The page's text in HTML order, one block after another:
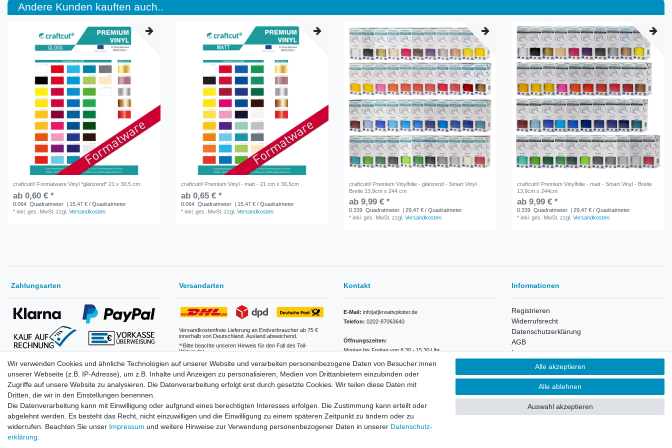
Andere Kunden kauften auch..
craftcut® Formatware Vinyl *glänzend* 21 x 30,5 cm
ab 0,60 € *
0.064 Quadratmeter
| 15,47 € / Quadratmeter
*inkl. ges. MwSt. zzgl.Versandkosten
craftcut® Premium Vinyl - matt - 21 cm x 30,5cm
ab 0,65 € *
0.064 Quadratmeter
| 15,47 € / Quadratmeter
*inkl. ges. MwSt. zzgl.Versandkosten
craftcut® Premium Vinylfolie - glänzend - Smart Vinyl
Breite 13,9cm x 244 cm
ab 9,99 € *
0.339 Quadratmeter
| 29,47 € / Quadratmeter
*inkl. ges. MwSt. zzgl.Versandkosten
craftcut® Premium Vinylfolie - matt - Smart Vinyl - Breite
13,9cm x 244cm
ab 9,99 € *
0.339 Quadratmeter
| 29,47 € / Quadratmeter
*inkl. ges. MwSt. zzgl.Versandkosten
Zahlungsarten
(Klarna erst nach Anmeldung eines Benutzerkonto verfügbar.
Freischaltung verfügbar)
Versandarten
Versandkostenfreie Lieferung an Endverbraucher ab 75 €
innerhalb von Deutschland. Ausland abweichend.
*¹Bitte beachte unseren Hinweis für den Fall des Teil-
Widerrufs!
Versandkostentabelle
Kontakt
E-Mail: info[at]kreativplotter.de
Telefon: 0202-87063640
Öffnungszeiten:
Montag bis Freitag von 8.30 - 15.30 Uhr
Kontaktformular
Informationen
Registrieren
Widerrufsrecht
Datenschutzerklärung
AGB
Impressum
Wir verwenden Cookies und ähnliche Technologien auf unserer Website und verarbeiten personenbezogene Daten von Besucher:innen
unserer Webseite (z.B. IP-Adresse), um z.B. Inhalte und Anzeigen zu personalisieren, Medien von Drittanbietern einzubinden oder
Zugriffe auf unsere Website zu analysieren. Die Datenverarbeitung erfolgt erst durch gesetzte Cookies. Wir teilen diese Daten mit
Dritten, die wir in den Einstellungen benennen.
Die Datenverarbeitung kann mit Einwilligung oder aufgrund eines berechtigten Interesses erfolgen. Die Zustimmung kann erteilt oder
abgelehnt werden. Es besteht das Recht, nicht einzuwilligen und die Einwilligung zu einem späteren Zeitpunkt zu ändern oder zu
widerrufen. Beachten Sie unser Impressum und weitere Hinweise zur Verwendung personenbezogener Daten in unserer Daten­schutz­
erklärung
Alle akzeptieren
Alle ablehnen
Auswahl akzeptieren